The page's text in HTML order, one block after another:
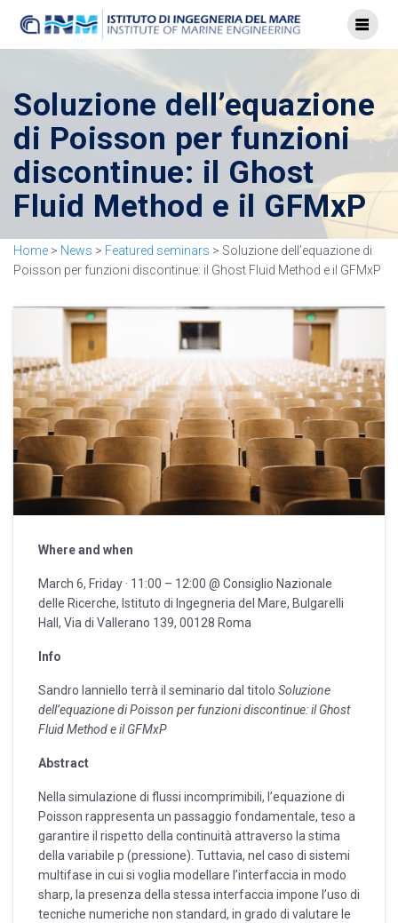
Soluzione dell’equazione
di Poisson per funzioni
discontinue: il Ghost
Fluid Method e il GFMxP
Home > News > Featured seminars > Soluzione dell’equazione di
Poisson per funzioni discontinue: il Ghost Fluid Method e il GFMxP
Where and when
March 6, Friday · 11:00 – 12:00 @ Consiglio Nazionale
delle Ricerche, Istituto di Ingegneria del Mare, Bulgarelli
Hall, Via di Vallerano 139, 00128 Roma
Info
Sandro Ianniello terrà il seminario dal titolo Soluzione
dell’equazione di Poisson per funzioni discontinue: il Ghost
Fluid Method e il GFMxP
Abstract
Nella simulazione di flussi incomprimibili, l’equazione di
Poisson rappresenta un passaggio fondamentale, teso a
garantire il rispetto della continuità attraverso la stima
della variabile p (pressione). Tuttavia, nel caso di sistemi
multifase in cui si voglia modellare l’interfaccia in modo
sharp, la presenza della stessa interfaccia impone l’uso di
tecniche numeriche non standard, in grado di valutare le